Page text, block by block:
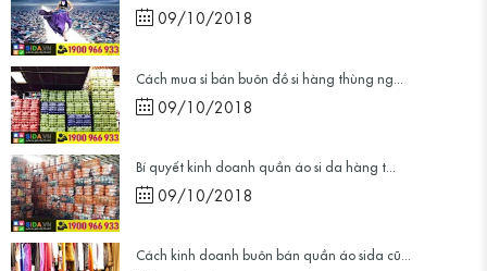
09/10/2018
Cách mua sỉ bán buôn đồ si hàng thùng ng...
09/10/2018
Bí quyết kinh doanh quần áo si da hàng t...
09/10/2018
Cách kinh doanh buôn bán quần áo sida cũ...